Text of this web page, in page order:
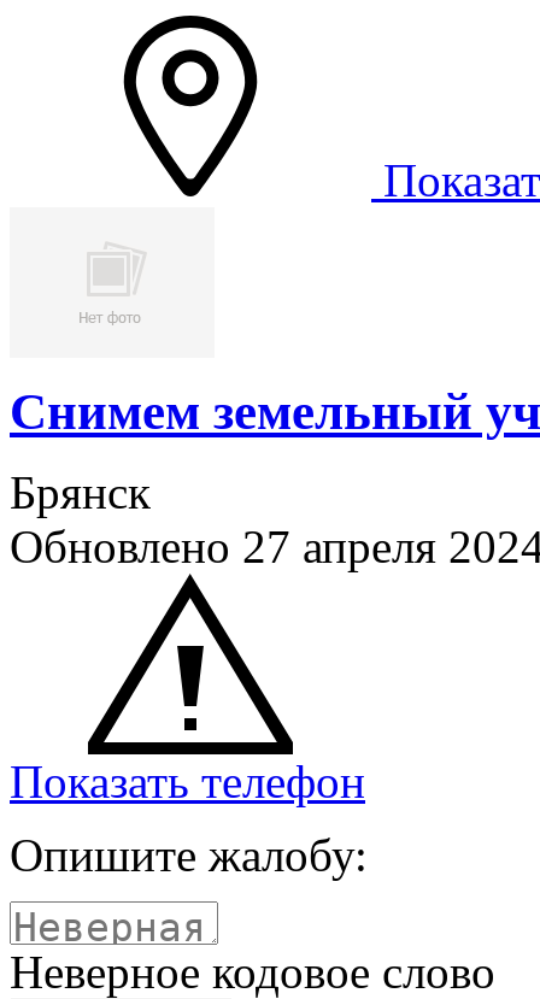
Снимем земельный
Брянск
Обновлено 27 апреля
Показать телефон
Опишите жалобу:
Неверное кодовое слово